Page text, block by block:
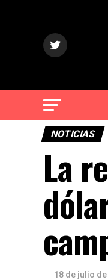
NOTICIAS
La
18 de julio de